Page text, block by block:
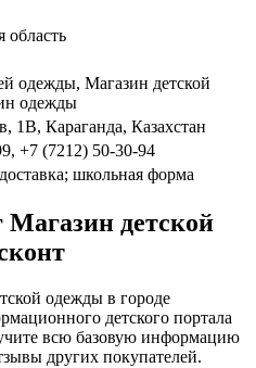
область
одежды, Магазин детской
одежды
1В, Караганда, Казахстан
+7 (7212) 50-30-94
школьная форма
детской
одежды в городе
детского портала
всю базовую информацию
других покупателей.